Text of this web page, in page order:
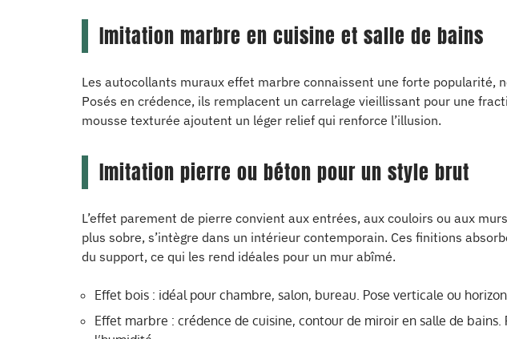
Imitation marbre en cuisine et salle de bains
Les autocollants muraux effet marbre connaissent une forte popularité,
Posés en crédence, ils remplacent un carrelage vieillissant pour une
mousse texturée ajoutent un léger relief qui renforce l’illusion.
Imitation pierre ou béton pour un style brut
L’effet parement de pierre convient aux entrées, aux couloirs ou aux
plus sobre, s’intègre dans un intérieur contemporain. Ces finitions
du support, ce qui les rend idéales pour un mur abîmé.
Effet bois : idéal pour chambre, salon, bureau. Pose verticale ou
Effet marbre : crédence de cuisine, contour de miroir en salle de